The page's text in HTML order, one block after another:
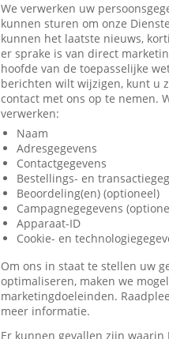
We verwerken uw
kunnen sturen om onze
kunnen het laatste nieuws,
er sprake is van direct
hoofde van de toepasselijke
berichten wilt wijzigen, kunt u
contact met ons op te nemen.
verwerken:
Naam
Adresgegevens
Contactgegevens
Bestellings- en
Beoordeling(en) (optioneel)
Campagnegegevens
Apparaat-ID
Cookie- en
Om ons in staat te stellen uw
optimaliseren, maken we
marketingdoeleinden.
meer informatie.
Er kunnen gevallen zijn waarin